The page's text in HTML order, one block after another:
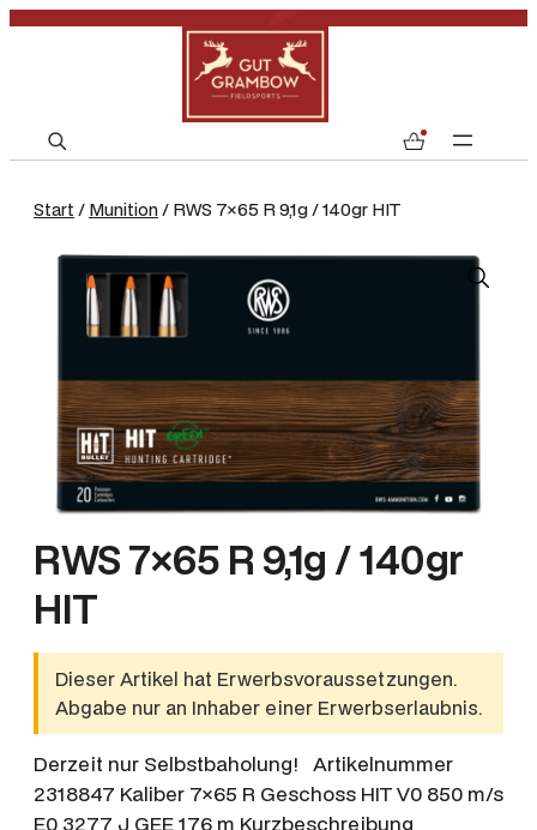
e
r
0
Start / Munition / RWS 7×65 R 9,1g / 140gr HIT
RWS 7×65 R 9,1g / 140gr
HIT
Dieser Artikel hat Erwerbsvoraussetzungen.
Abgabe nur an Inhaber einer Erwerbserlaubnis.
Derzeit nur Selbstbaholung! Artikelnummer
2318847 Kaliber 7×65 R Geschoss HIT V0 850 m/s
E0 3277 J GEE 176 m Kurzbeschreibung